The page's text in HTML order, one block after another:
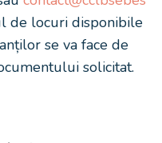
de locuri disponibile
se va face de
solicitat.